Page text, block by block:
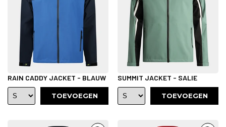
RAIN CADDY JACKET - BLAUW
TOEVOEGEN
SUMMIT JACKET - SALIE
TOEVOEGEN